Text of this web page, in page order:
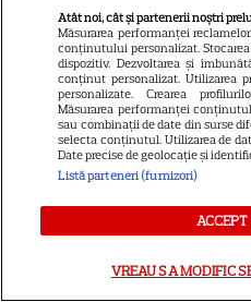
ALTE
VEDETE
Atât noi, cât și partenerii noștri
Măsurarea performanței
conținutului personalizat.
dispozitiv. Dezvoltarea și
conținut personalizat. Utilizarea
personalizate. Crearea
Măsurarea performanței
sau combinații de date din surse
selecta conținutul. Utilizarea de
Date precise de geolocație și
Listă parteneri (furnizori)
ACCEPT
VREAU SA MODIFIC